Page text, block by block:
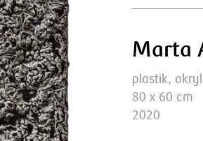
Marta
plastik,
80 x 60 cm
2020